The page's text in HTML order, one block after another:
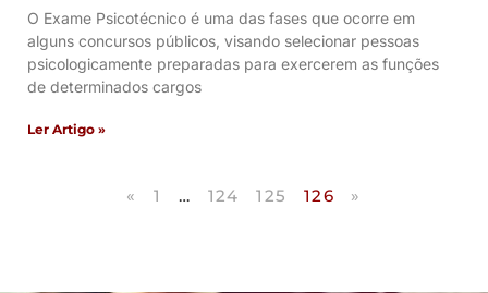
O Exame Psicotécnico é uma das fases que ocorre em
alguns concursos públicos, visando selecionar pessoas
psicologicamente preparadas para exercerem as funções
de determinados cargos
Ler Artigo »
« 1 … 124 125 126 »